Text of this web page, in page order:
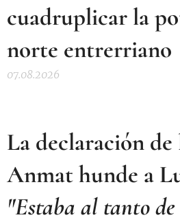
cuadruplicar la
norte entrerriano
07.08.2026
La declaración de
Anmat hunde a
"Estaba al tanto